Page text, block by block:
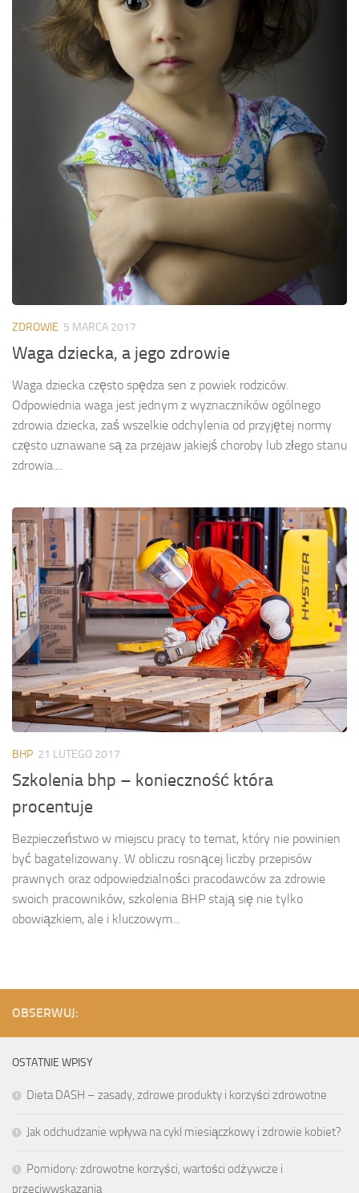
ZDROWIE 5 MARCA 2017
Waga dziecka, a jego zdrowie
Waga dziecka często spędza sen z powiek rodziców.
Odpowiednia waga jest jednym z wyznaczników ogólnego
zdrowia dziecka, zaś wszelkie odchylenia od przyjętej normy
często uznawane są za przejaw jakiejś choroby lub złego stanu
zdrowia....
BHP 21 LUTEGO 2017
Szkolenia bhp – konieczność która
procentuje
Bezpieczeństwo w miejscu pracy to temat, który nie powinien
być bagatelizowany. W obliczu rosnącej liczby przepisów
prawnych oraz odpowiedzialności pracodawców za zdrowie
swoich pracowników, szkolenia BHP stają się nie tylko
obowiązkiem, ale i kluczowym...
OBSERWUJ:
OSTATNIE WPISY
Dieta DASH – zasady, zdrowe produkty i korzyści zdrowotne
Jak odchudzanie wpływa na cykl miesiączkowy i zdrowie kobiet?
Pomidory: zdrowotne korzyści, wartości odżywcze i
przeciwwskazania